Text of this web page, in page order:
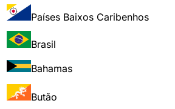
Países Baixos Caribenhos
Brasil
Bahamas
Butão